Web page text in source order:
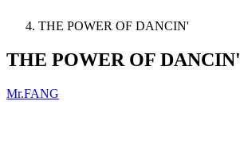
THE POWER OF DANCIN'
THE POWER OF DANCIN'
Mr.FANG